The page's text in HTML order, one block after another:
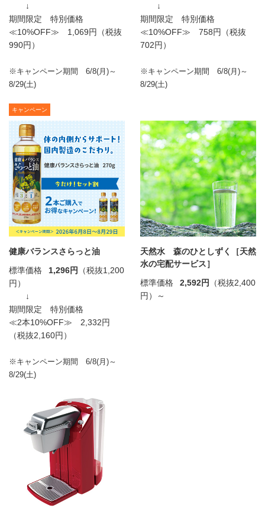
↓
期間限定 特別価格
≪10%OFF≫ 1,069円（税抜
990円）
※キャンペーン期間 6/8(月)～
8/29(土)
↓
期間限定 特別価格
≪10%OFF≫ 758円（税抜
702円）
※キャンペーン期間 6/8(月)～
8/29(土)
キャンペーン
健康バランスさらっと油
標準価格
1,296円
（税抜1,200
円）
↓
期間限定 特別価格
≪2本10%OFF≫ 2,332円
（税抜2,160円）
※キャンペーン期間 6/8(月)～
8/29(土)
天然水 森のひとしずく［天然
水の宅配サービス］
標準価格
2,592円 （税抜2,400
円）～